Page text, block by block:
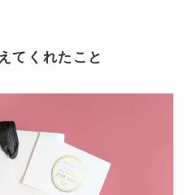
てくれたこと